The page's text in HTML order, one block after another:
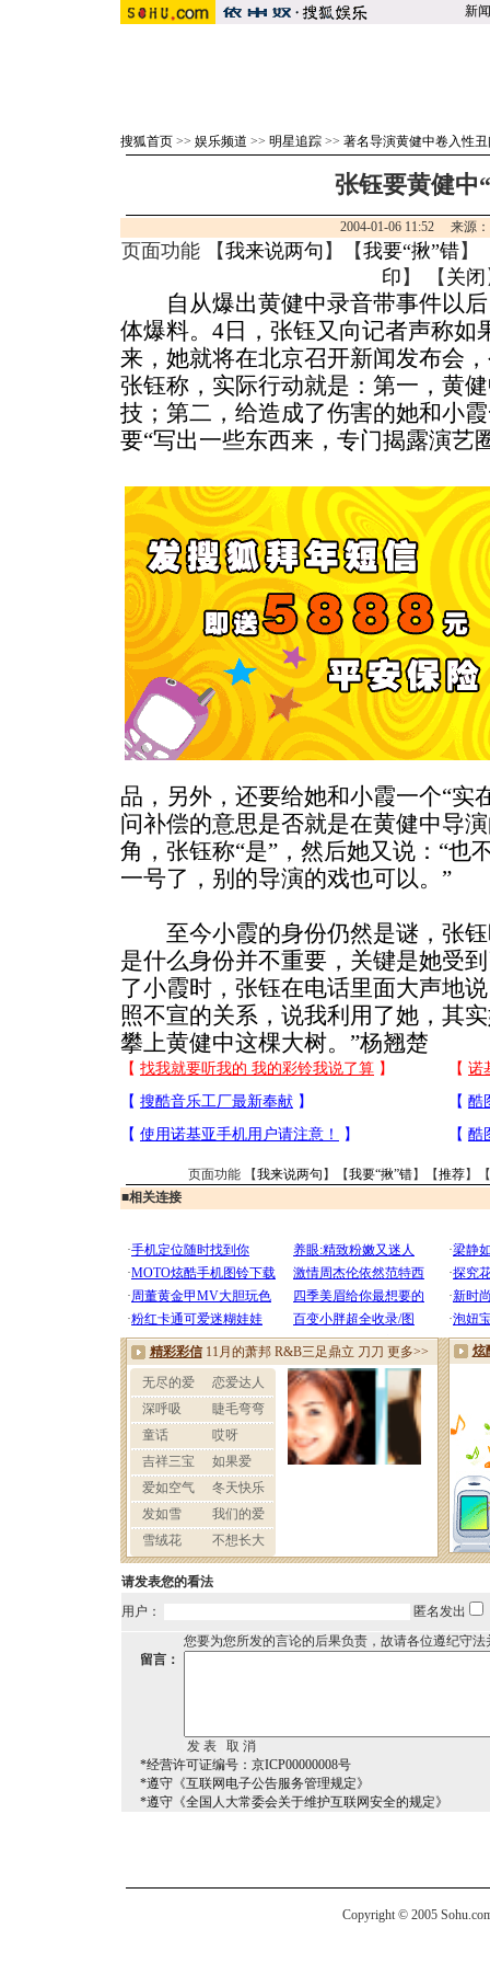
新闻
搜狐首页 >> 娱乐频道 >> 明星追踪 >> 著名导演黄健中卷入性
张钰要黄健中
2004-01-06 11:52 来源
页面功能 【我来说两句 】【我要“揪”错】
印 】 【 关闭
自从爆出黄健中录音带事件以后
体爆料。4日，张钰又向记者声称如
来，她就将在北京召开新闻发布会
张钰称，实际行动就是：第一，黄
技；第二，给造成了伤害的她和小
要“写出一些东西来，专门揭露演艺
品，另外，还要给她和小霞一个“实
问补偿的意思是否就是在黄健中导
角，张钰称“是”，然后她又说：“也
一号了，别的导演的戏也可以。”
至今小霞的身份仍然是谜，张钰
是什么身份并不重要，关键是她受
了小霞时，张钰在电话里面大声地
照不宣的关系，说我利用了她，其
攀上黄健中这棵大树。”杨翘楚
页面功能 【我来说两句 】【我要“揪”错】【推荐】
■相关连接
请发表您的看法
用户：
匿名发出
您要为您所发的言论的后果负责，故请各位遵纪守
留言：
*经营许可证编号：京ICP00000008号
*遵守《互联网电子公告服务管理规定》
*遵守《全国人大常委会关于维护互联网安全的规定》
Copyright © 2005